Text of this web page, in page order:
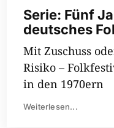
Serie: Fünf
deutsches
Mit Zuschuss
Risiko –
in den 1970ern
Weiterlesen...